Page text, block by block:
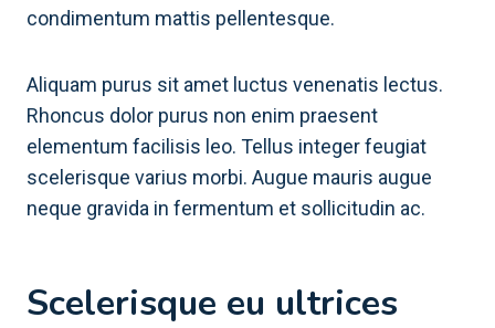
condimentum mattis pellentesque.
Aliquam purus sit amet luctus venenatis lectus.
Rhoncus dolor purus non enim praesent
elementum facilisis leo. Tellus integer feugiat
scelerisque varius morbi. Augue mauris augue
neque gravida in fermentum et sollicitudin ac.
Scelerisque eu ultrices